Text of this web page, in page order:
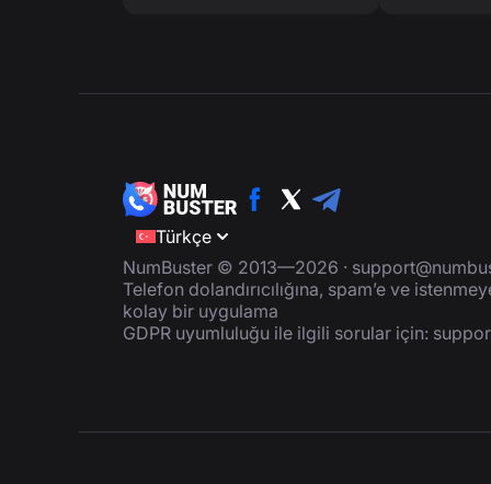
Türkçe
NumBuster © 2013—2026 ·
Telefon dolandırıcılığına, spam’e ve
kolay bir uygulama
GDPR uyumluluğu ile ilgili sorular için: